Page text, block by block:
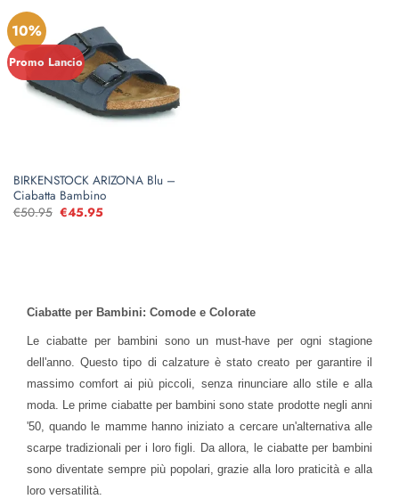
10%
Promo Lancio
BIRKENSTOCK ARIZONA Blu –
Ciabatta Bambino
€50.95 Il
prezzo
€45.95Il
Ciabatte per Bambini: Comode e Colorate
Le ciabatte per bambini sono un must-have per ogni stagione
dell'anno. Questo tipo di calzature è stato creato per garantire il
massimo comfort ai più piccoli, senza rinunciare allo stile e alla
moda. Le prime ciabatte per bambini sono state prodotte negli anni
'50, quando le mamme hanno iniziato a cercare un'alternativa alle
scarpe tradizionali per i loro figli. Da allora, le ciabatte per bambini
sono diventate sempre più popolari, grazie alla loro praticità e alla
loro versatilità.